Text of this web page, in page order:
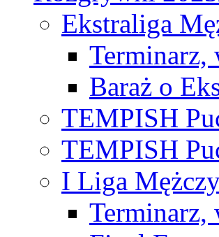
Ekstraliga
Terminarz,
Baraż o
TEMPISH
TEMPISH
I Liga
Terminarz,